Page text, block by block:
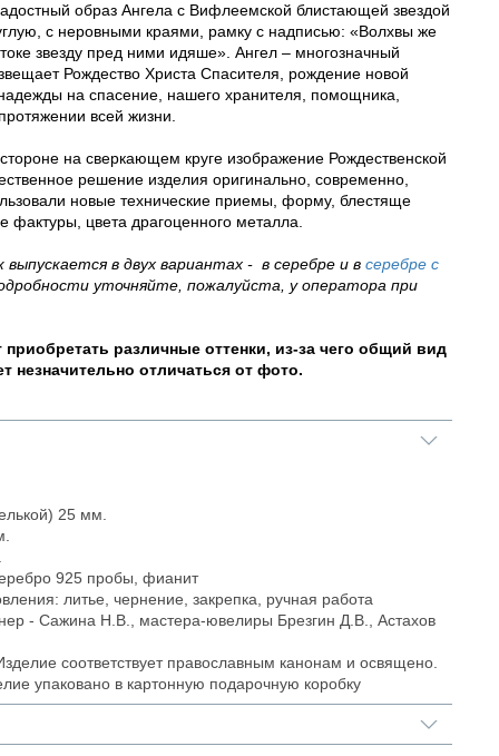
образ Ангела с Вифлеемской блистающей звездой
с неровными краями, рамку с надписью: «Волхвы же
звезду пред ними идяше». Ангел – многозначный
Рождество Христа Спасителя, рождение новой
на спасение, нашего хранителя, помощника,
всей жизни.
на сверкающем круге изображение Рождественской
решение изделия оригинально, современно,
новые технические приемы, форму, блестяще
фактуры, цвета драгоценного металла.
в двух вариантах - в серебре и всеребре с
уточняйте, пожалуйста, у оператора при
приобретать различные оттенки, из-за чего общий вид
незначительно отличаться от фото.
25 мм.
925 пробы, фианит
литье, чернение, закрепка, ручная работа
- Сажина Н.В., мастера-ювелиры Брезгин Д.В., Астахов
соответствует православным канонам и освящено.
упаковано в картонную подарочную коробку